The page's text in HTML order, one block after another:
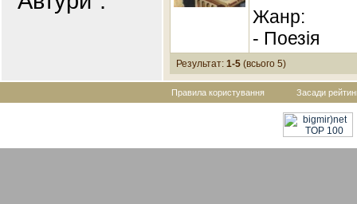
Жанр:
- Поезія
Результат: 1-5 (всього 5)
Правила користування Засади